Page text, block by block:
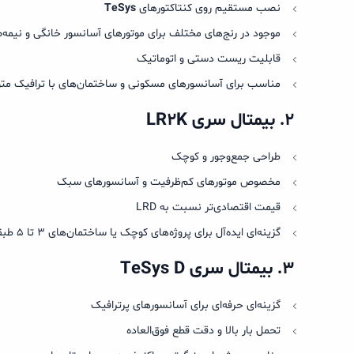
نصب مستقیم روی کنتاکتورهای TeSys
موجود در رنج‌های مختلف برای موتورهای آسانسور خانگی و
قابلیت ریست دستی و اتوماتیک
مناسب برای آسانسورهای مسکونی و ساختمان‌های با ترافیک
۲. بیمتال سری
طراحی جمع‌وجور و کوچک
مخصوص موتورهای کم‌ظرفیت و آسانسورهای سبک
قیمت اقتصادی‌تر نسبت به LRD
گزینه‌ای ایده‌آل برای پروژه‌های کوچک یا ساختمان‌های ۳ تا ۵ طبقه
۳. بیمتال سری
گزینه‌ای حرفه‌ای برای آسانسورهای پرترافیک
تحمل بار بالا و دقت قطع فوق‌العاده